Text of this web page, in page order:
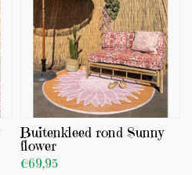
Buitenkleed rond Sunny
flower
€69,95